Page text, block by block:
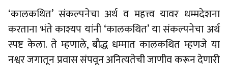
‘कालकथित’ संकल्पनेचा अर्थ व महत्त्व यावर धम्मदेशना
करताना भंते काश्यप यांनी ‘कालकथित’ या संकल्पनेचा अर्थ
स्पष्ट केला. ते म्हणाले, बौद्ध धम्मात कालकथित म्हणजे या
नश्वर जगातून प्रवास संपवून अनित्यतेची जाणीव करून देणारी